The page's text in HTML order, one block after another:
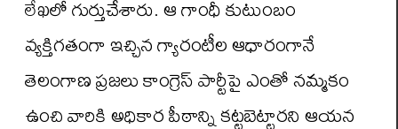
లేఖలో గుర్తుచేశారు. ఆ గాంధీ కుటుంబం
వ్యక్తిగతంగా ఇచ్చిన గ్యారంటీల ఆధారంగానే
తెలంగాణ ప్రజలు కాంగ్రెస్ పార్టీపై ఎంతో నమ్మకం
ఉంచి వారికి అధికార పీఠాన్ని కట్టబెట్టారని ఆయన